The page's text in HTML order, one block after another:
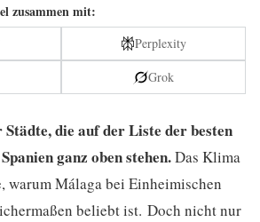
zusammen mit:
Perplexity
Grok
die auf der Liste der besten
ganz oben stehen.Das Klima
warum Málaga bei Einheimischen
beliebt ist. Doch nicht nur